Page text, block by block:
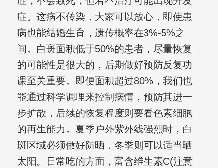
症。这病不传染，大家可以放心，即使患
病也能结婚生育，遗传概率在3%-5%之
间。白斑面积低于50%的患者，尽量恢复
的可能性是很大的，后期做好预防反复功
课至关重要。即便面积超过80%，我们也
能通过科学调理来控制病情，预防其进一
步扩散，后续的恢复程度则要看色素细胞
的再生能力。夏季户外紫外线强烈时，白
斑区域必须做好防晒，冬季则可以适当晒
太阳。日常吃的方面，富含维生素C(注意